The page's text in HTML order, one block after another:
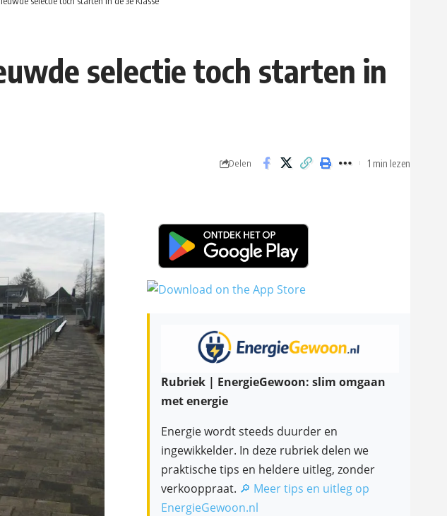
selectie toch starten in
Delen 1 min lezen
Rubriek | EnergieGewoon: slim omgaan
met energie
Energie wordt steeds duurder en
ingewikkelder. In deze rubriek delen we
praktische tips en heldere uitleg, zonder
verkooppraat. 🔎 Meer tips en uitleg op
EnergieGewoon.nl